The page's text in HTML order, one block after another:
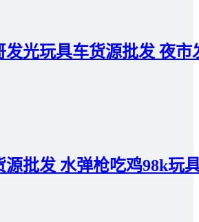
发光玩具车货源批发 夜市
源批发 水弹枪吃鸡98k玩